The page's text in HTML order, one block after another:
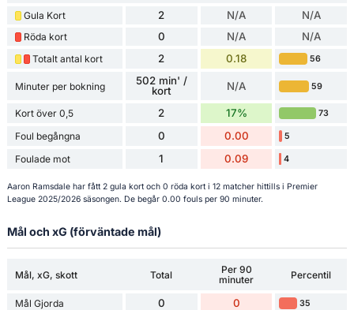
Gula Kort 2 N/A N/A
Röda kort 0 N/A N/A
Totalt antal kort 2 0.18 56
Minuter per bokning
502 min' /
kort
N/A 59
Kort över 0,5 2 17% 73
Foul begångna 0 0.00 5
Foulade mot 1 0.09 4
Aaron Ramsdale har fått 2 gula kort och 0 röda kort i 12 matcher hittills i Premier
League 2025/2026 säsongen. De begår 0.00 fouls per 90 minuter.
Mål och xG (förväntade mål)
Mål, xG, skott Total
Per 90
minuter
Percentil
Mål Gjorda 0 0 35